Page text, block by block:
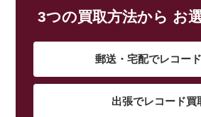
3つの買取方法から お
郵送・宅配でレコー
出張でレコード買